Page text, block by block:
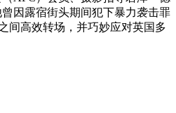
因露宿街头期间犯下暴力袭击罪
间高效转场，并巧妙应对英国多